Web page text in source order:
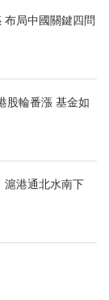
局中國關鍵四問
股輪番漲 基金如
滬港通北水南下